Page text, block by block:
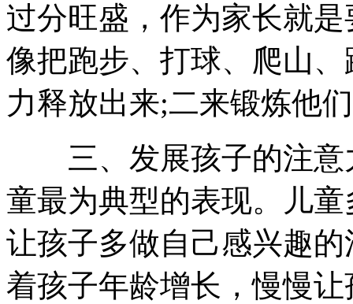
过分旺盛，作为家长就
像把跑步、打球、爬山
力释放出来;二来锻炼他
三、发展孩子的注意
童最为典型的表现。儿
让孩子多做自己感兴趣
着孩子年龄增长，慢慢